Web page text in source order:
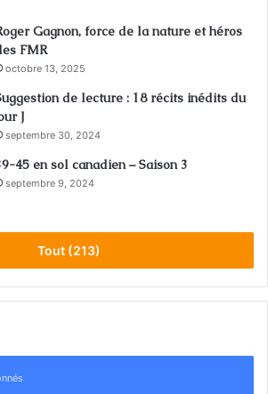
Gagnon, force de la nature et héros
FMR
octobre 13, 2025
de lecture : 18 récits inédits du
J
septembre 30, 2024
45 en sol canadien – Saison 3
septembre 9, 2024
Tout (213)